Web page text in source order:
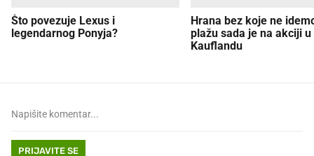
Što povezuje Lexus i
legendarnog Ponyja?
Hrana bez koje ne
plažu sada je na akciji u
Kauflandu
PRIJAVITE SE